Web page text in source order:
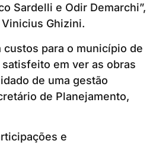
Sardelli e Odir Demarchi”,
Ghizini.
para o município de
em ver as obras
de uma gestão
de Planejamento,
e